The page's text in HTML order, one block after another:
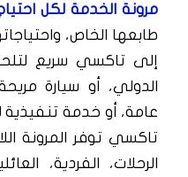
مرونة الخدمة لكل
طابعها الخاص،
إلى تاكسي سريع
الدولي، أو سيارة
عامة، أو خدمة
تاكسي توفر المرونة
الرحلات، الفردية،